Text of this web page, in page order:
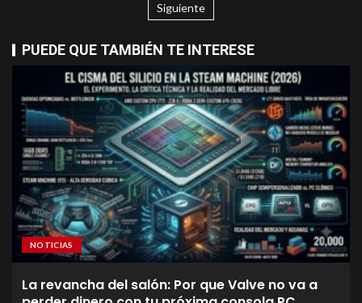
Siguiente
PUEDE QUE TAMBIÉN TE INTERESE
NOTICIAS
La revancha del salón: Por que Valve no va a